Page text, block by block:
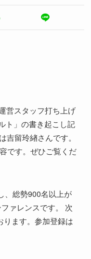
営スタッフ打ち上げ
ト」の書き起こし記
留玲緖さんです。
です。ぜひご覧くだ
、総勢900名以上が
ァレンスです。 次
ます。参加登録は